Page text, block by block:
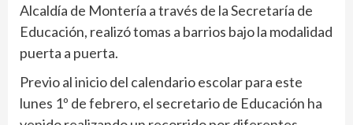
Alcaldía de Montería a través de la Secretaría de
Educación, realizó tomas a barrios bajo la modalidad
puerta a puerta.
Previo al inicio del calendario escolar para este
lunes 1º de febrero, el secretario de Educación ha